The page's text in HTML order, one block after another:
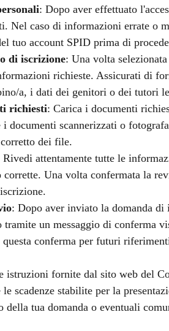
: Dopo aver effettuato
Nel caso di informazioni errate o
tuo account SPID prima di
di iscrizione: Una volta
richieste. Assicurati di
a, i dati dei genitori o dei tutori
richiesti: Carica i documenti
i documenti scannerizzati o
dei file.
Rivedi attentamente tutte le
corrette. Una volta confermata la
: Dopo aver inviato la domanda di
un messaggio di conferma
questa conferma per futuri
istruzioni fornite dal sito web del
scadenze stabilite per la
della tua domanda o eventuali